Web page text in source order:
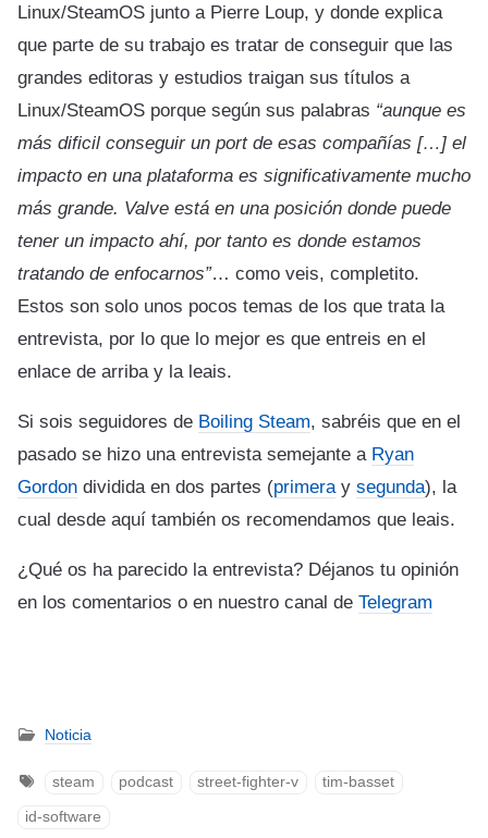
Linux/SteamOS junto a Pierre Loup, y donde explica
que parte de su trabajo es tratar de conseguir que las
grandes editoras y estudios traigan sus títulos a
Linux/SteamOS porque según sus palabras “aunque es
más dificil conseguir un port de esas compañías […] el
impacto en una plataforma es significativamente mucho
más grande. Valve está en una posición donde puede
tener un impacto ahí, por tanto es donde estamos
tratando de enfocarnos”… como veis, completito.
Estos son solo unos pocos temas de los que trata la
entrevista, por lo que lo mejor es que entreis en el
enlace de arriba y la leais.
Si sois seguidores de Boiling Steam, sabréis que en el
pasado se hizo una entrevista semejante a Ryan
Gordon dividida en dos partes (primeray segunda), la
cual desde aquí también os recomendamos que leais.
¿Qué os ha parecido la entrevista? Déjanos tu opinión
en los comentarios o en nuestro canal de Telegram
Noticia
steam podcast street-fighter-v tim-basset
id-software